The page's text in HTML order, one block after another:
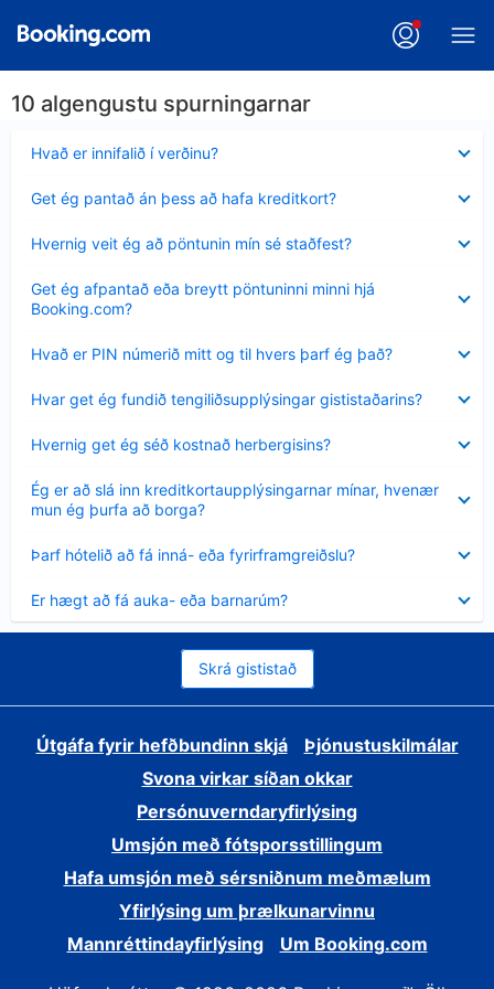
10 algengustu spurningarnar
Hvað er innifalið í verðinu?
sýnt
Get ég pantað án þess að hafa kreditkort?
sýnt
Hvernig veit ég að pöntunin mín sé staðfest?
sýnt
Get ég afpantað eða breytt pöntuninni minni hjá
Booking.com?
sýnt
Hvað er PIN númerið mitt og til hvers þarf ég það?
sýnt
Hvar get ég fundið tengiliðsupplýsingar gististaðarins?
sýnt
Hvernig get ég séð kostnað herbergisins?
sýnt
Ég er að slá inn kreditkortaupplýsingarnar mínar, hvenær
mun ég þurfa að borga?
Minna
sýnt
Þarf hótelið að fá inná- eða fyrirframgreiðslu?
sýnt
Er hægt að fá auka- eða barnarúm?
sýnt
Skrá gististað
Útgáfa fyrir hefðbundinn skjá
Þjónustuskilmálar
Svona virkar síðan okkar
Persónuverndaryfirlýsing
Umsjón með fótsporsstillingum
Hafa umsjón með sérsniðnum meðmælum
Yfirlýsing um þrælkunarvinnu
Mannréttindayfirlýsing
Um Booking.com